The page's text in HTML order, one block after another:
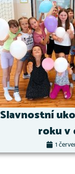
Slavnostní
roku v
1